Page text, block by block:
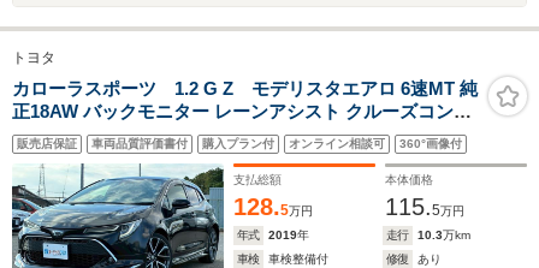
トヨタ
カローラスポーツ 1.2 G Z モデリスタエアロ 6速MT 純
正18AW バックモニター レーンアシスト クルーズコント
ロール LEDヘッドライト ETC
販売店保証 車両品質評価書付 購入プラン付 オンライン相談可 360°画像付
支払総額
128.5万円
本体価格
115.5万円
年式
2019年 走行 10.3万km
車検
車検整備付 修復
あり